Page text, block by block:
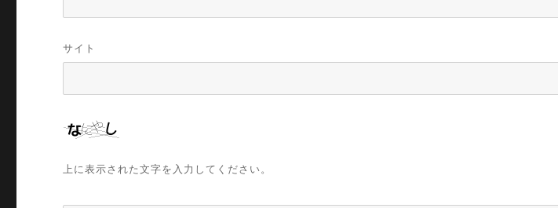
サイト
上に表示された文字を入力してください。